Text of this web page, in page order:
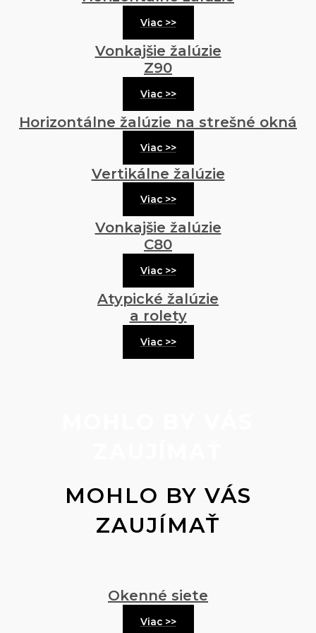
Viac >>
Vonkajšie žalúzie
Z90
Viac >>
Horizontálne žalúzie na strešné okná
Viac >>
Vertikálne žalúzie
Viac >>
Vonkajšie žalúzie
C80
Viac >>
Atypické žalúzie
a rolety
Viac >>
MOHLO BY VÁS
ZAUJÍMAŤ
Okenné siete
Viac >>